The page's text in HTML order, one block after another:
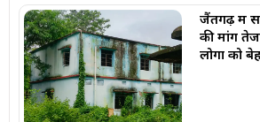
जैंतगढ़ में
की मांग
लोगों को